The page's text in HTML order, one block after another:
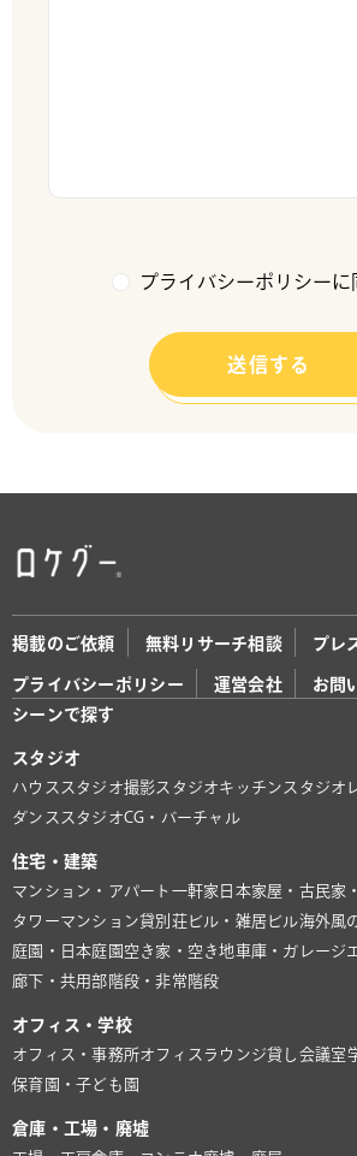
プライバシーポリシーに
掲載のご依頼 無料リサーチ相談 プレ
プライバシーポリシー 運営会社
お問
シーンで探す
スタジオ
ハウススタジオ撮影スタジオキッチンスタジオ
ダンススタジオCG・バーチャル
住宅・建築
マンション・アパート 一軒家 日本家屋・古民家
タワーマンション貸別荘ビル・雑居ビル海外風
庭園・日本庭園 空き家・空き地 車庫・ガレージ
廊下・共用部 階段・非常階段
オフィス・学校
オフィス・事務所オフィスラウンジ貸し会議室
保育園・子ども園
倉庫・工場・廃墟